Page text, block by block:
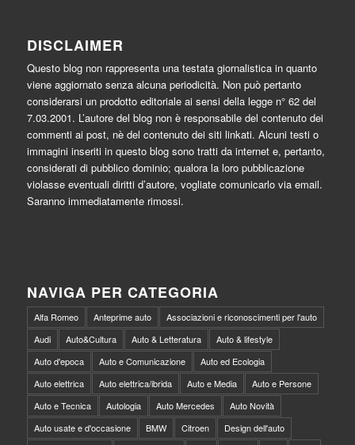
DISCLAIMER
Questo blog non rappresenta una testata giornalistica in quanto
viene aggiornato senza alcuna periodicità. Non può pertanto
considerarsi un prodotto editoriale ai sensi della legge n° 62 del
7.03.2001. L’autore del blog non è responsabile del contenuto dei
commenti ai post, nè del contenuto dei siti linkati. Alcuni testi o
immagini inseriti in questo blog sono tratti da internet e, pertanto,
considerati di pubblico dominio; qualora la loro pubblicazione
violasse eventuali diritti d’autore, vogliate comunicarlo via email.
Saranno immediatamente rimossi.
NAVIGA PER CATEGORIA
Alfa Romeo Anteprime auto
Associazioni e riconoscimenti per l'auto
Audi
Auto&Cultura Auto & Letteratura
Auto & lifestyle
Auto d'epoca
Auto e Comunicazione
Auto ed Ecologia
Auto elettrica
Auto elettrica/ibrida Auto e Media
Auto e Persone
Auto e Tecnica
Autologia Auto Mercedes
Auto Novità
Auto usate e d'occasione
BMW Citroen
Design dell'auto